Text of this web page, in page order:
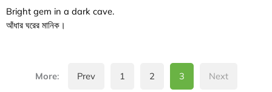
Bright gem in a dark cave.
আঁধার ঘরের মানিক।
More: Prev 1 2 3 Next